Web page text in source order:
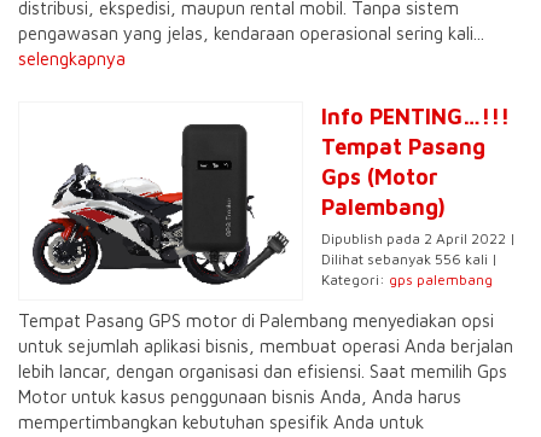
distribusi, ekspedisi, maupun rental mobil. Tanpa sistem
pengawasan yang jelas, kendaraan operasional sering kali...
selengkapnya
Info PENTING…!!!
Tempat Pasang
Gps (Motor
Palembang)
Dipublish pada 2 April 2022 |
Dilihat sebanyak 556 kali |
Kategori: gps palembang
Tempat Pasang GPS motor di Palembang menyediakan opsi
untuk sejumlah aplikasi bisnis, membuat operasi Anda berjalan
lebih lancar, dengan organisasi dan efisiensi. Saat memilih Gps
Motor untuk kasus penggunaan bisnis Anda, Anda harus
mempertimbangkan kebutuhan spesifik Anda untuk